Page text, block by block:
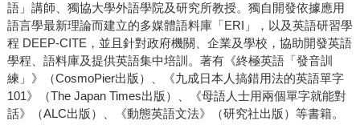
語」講師、獨協大學外語學院及研究所教授。獨自開發依據應用
語言學最新理論而建立的多媒體語料庫「ERI」，以及英語研習學
程 DEEP-CITE，並且針對政府機關、企業及學校，協助開發英語
學程、語料庫及提供英語集中培訓。著有《終極英語「發音訓
練」》（CosmoPier出版）、《九成日本人搞錯用法的英語單字
101》（The Japan Times出版）、《母語人士用兩個單字就能對
話》（ALC出版）、《動態英語文法》（研究社出版）等書籍。